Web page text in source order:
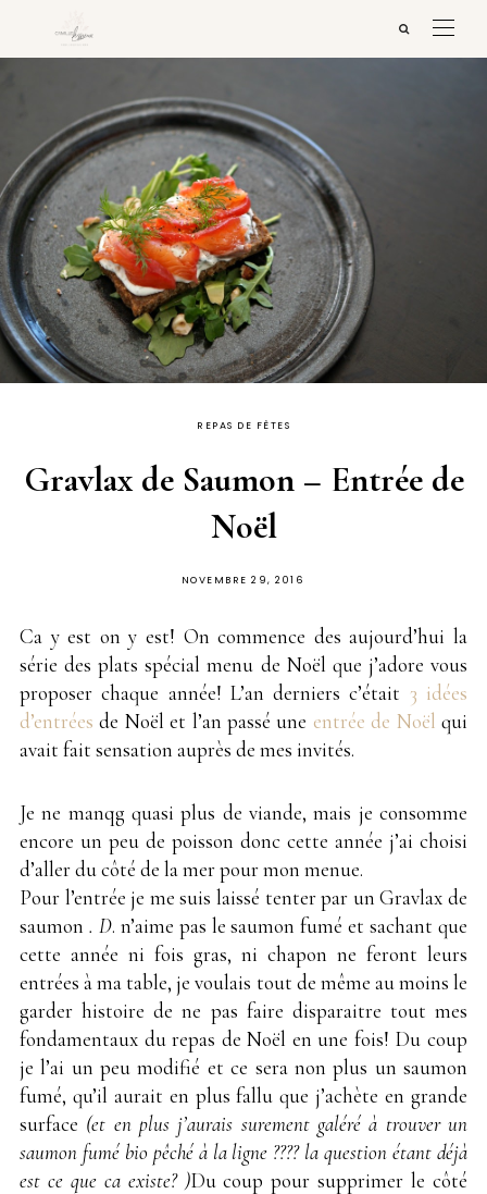
REPAS DE FÊTES
Gravlax de Saumon – Entrée de
Noël
PUBLIÉ
NOVEMBRE 29, 2016
Ca y est on y est! On commence des aujourd’hui la
série des plats spécial menu de Noël que j’adore vous
proposer chaque année! L’an derniers c’était 3 idées
d’entréesde Noël et l’an passé une entrée de Noël qui
avait fait sensation auprès de mes invités.
Je ne manqg quasi plus de viande, mais je consomme
encore un peu de poisson donc cette année j’ai choisi
d’aller du côté de la mer pour mon menue.
Pour l’entrée je me suis laissé tenter par un Gravlax de
saumon . D. n’aime pas le saumon fumé et sachant que
cette année ni fois gras, ni chapon ne feront leurs
entrées à ma table, je voulais tout de même au moins le
garder histoire de ne pas faire disparaitre tout mes
fondamentaux du repas de Noël en une fois! Du coup
je l’ai un peu modifié et ce sera non plus un saumon
fumé, qu’il aurait en plus fallu que j’achète en grande
surface (et en plus j’aurais surement galéré à trouver un
saumon fumé bio pêché à la ligne ???? la question étant déjà
est ce que ca existe? )Du coup pour supprimer le côté